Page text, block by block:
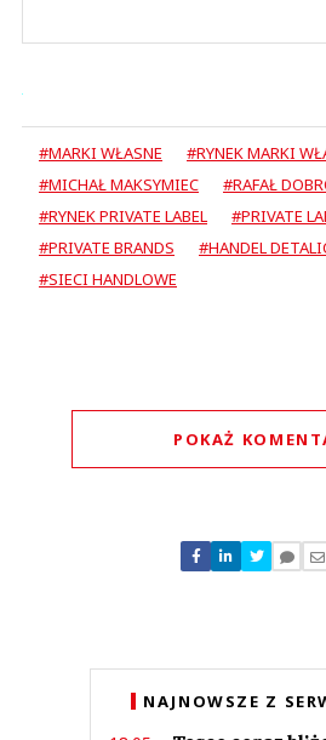
#MARKI WŁASNE
#RYNEK MARKI
#MICHAŁ MAKSYMIEC
#RAFAŁ
#RYNEK PRIVATE LABEL
#PRIVATE
#PRIVATE BRANDS
#HANDEL
#SIECI HANDLOWE
POKAŻ
This comment was minimized by the
NAJNOWSZE Z